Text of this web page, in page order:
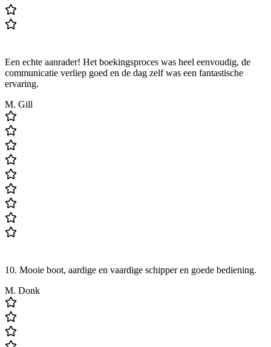
Een echte aanrader! Het boekingsproces was heel eenvoudig, de
communicatie verliep goed en de dag zelf was een fantastische
ervaring.
M. Gill
10. Mooie boot, aardige en vaardige schipper en goede bediening.
M. Donk